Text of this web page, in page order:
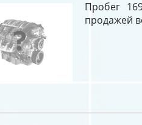
Пробег
продажей